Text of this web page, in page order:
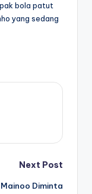
bola patut
yang sedang
Next Post
Diminta